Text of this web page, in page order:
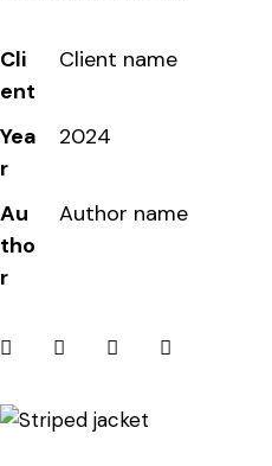
Cli
ent
Client name
Yea
r
2024
Au
tho
r
Author name